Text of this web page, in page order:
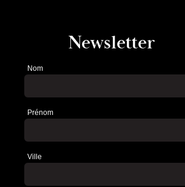
Newsletter
Newsletter
Nom
Prénom
Ville